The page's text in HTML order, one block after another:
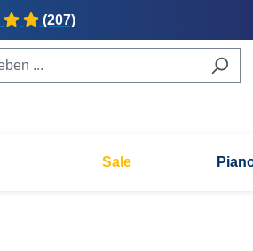
(207)
Sale